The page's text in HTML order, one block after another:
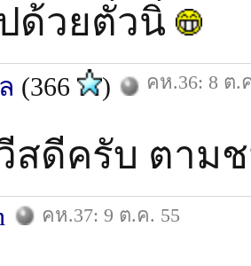
ด้วยตั่วนิ่
(366 ) คห.36: 8 ต.
วีสดีครับ ตา
คห.37: 9 ต.ค. 55